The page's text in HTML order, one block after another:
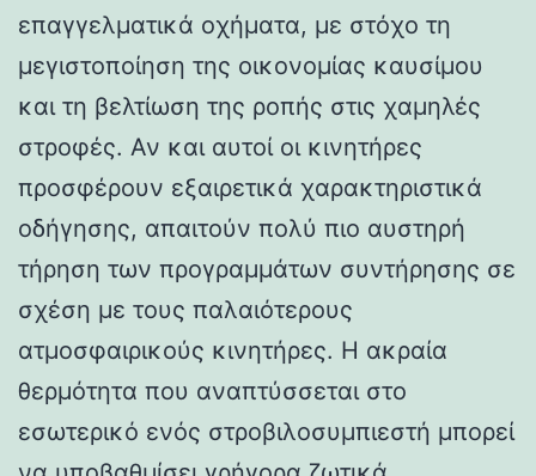
επαγγελματικά οχήματα, με στόχο τη
μεγιστοποίηση της οικονομίας καυσίμου
και τη βελτίωση της ροπής στις χαμηλές
στροφές. Αν και αυτοί οι κινητήρες
προσφέρουν εξαιρετικά χαρακτηριστικά
οδήγησης, απαιτούν πολύ πιο αυστηρή
τήρηση των προγραμμάτων συντήρησης σε
σχέση με τους παλαιότερους
ατμοσφαιρικούς κινητήρες. Η ακραία
θερμότητα που αναπτύσσεται στο
εσωτερικό ενός στροβιλοσυμπιεστή μπορεί